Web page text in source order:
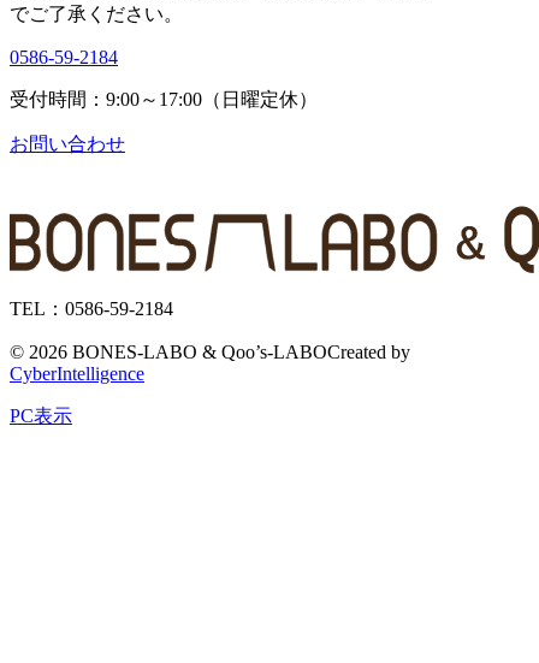
でご了承ください。
0586-59-2184
受付時間：9:00～17:00（日曜定休）
お問い合わせ
TEL：0586-59-2184
© 2026 BONES-LABO & Qoo’s-LABOCreated by
CyberIntelligence
PC表示